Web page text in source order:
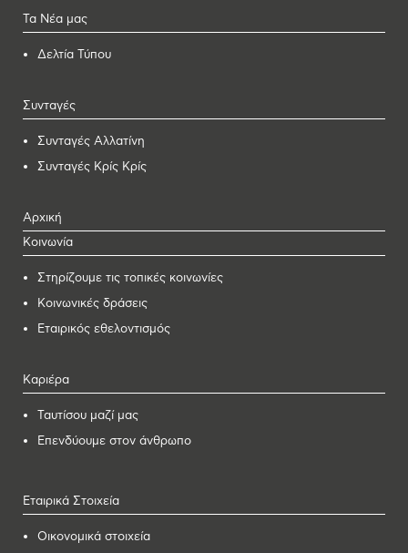
Τα Νέα μας
Δελτία Τύπου
Συνταγές
Συνταγές Αλλατίνη
Συνταγές Κρίς Κρίς
Αρχική
Κοινωνία
Στηρίζουμε τις τοπικές κοινωνίες
Κοινωνικές δράσεις
Εταιρικός εθελοντισμός
Καριέρα
Ταυτίσου μαζί μας
Επενδύουμε στον άνθρωπο
Εταιρικά Στοιχεία
Οικονομικά στοιχεία